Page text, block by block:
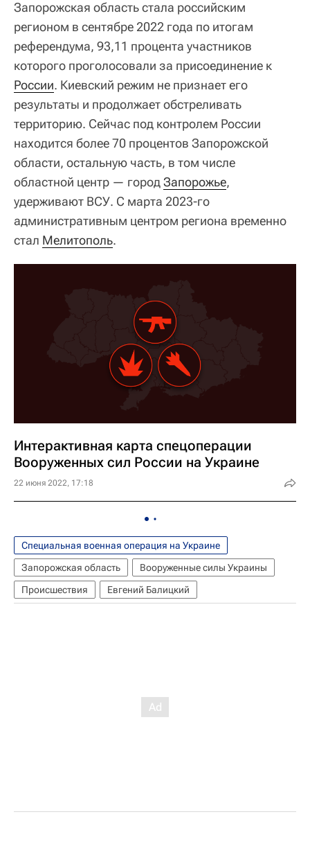
Запорожская область стала российским
регионом в сентябре 2022 года по итогам
референдума, 93,11 процента участников
которого проголосовали за присоединение к
России. Киевский режим не признает его
результаты и продолжает обстреливать
территорию. Сейчас под контролем России
находится более 70 процентов Запорожской
области, остальную часть, в том числе
областной центр — городЗапорожье,
удерживают ВСУ. С марта 2023-го
административным центром региона временно
стал Мелитополь.
Интерактивная карта спецоперации
Вооруженных сил России на Украине
22 июня 2022, 17:18
Специальная военная операция на Украине
Запорожская область
Вооруженные силы Украины
Происшествия
Евгений Балицкий